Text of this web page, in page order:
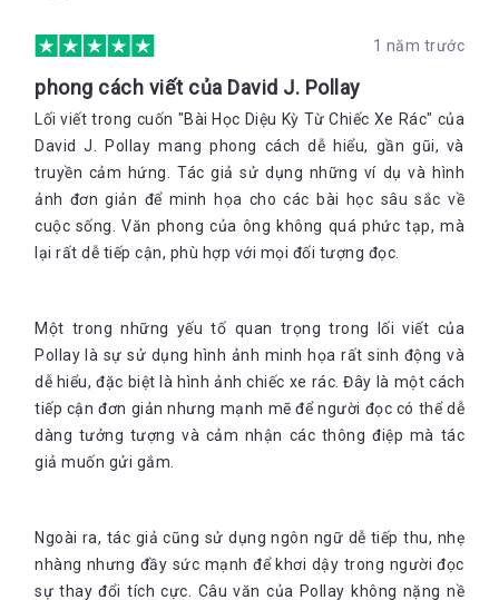
1 năm trước
phong cách viết của David J. Pollay
Lối viết trong cuốn "Bài Học Diệu Kỳ Từ Chiếc Xe Rác" của
David J. Pollay mang phong cách dễ hiểu, gần gũi, và
truyền cảm hứng. Tác giả sử dụng những ví dụ và hình
ảnh đơn giản để minh họa cho các bài học sâu sắc về
cuộc sống. Văn phong của ông không quá phức tạp, mà
lại rất dễ tiếp cận, phù hợp với mọi đối tượng đọc.
Một trong những yếu tố quan trọng trong lối viết của
Pollay là sự sử dụng hình ảnh minh họa rất sinh động và
dễ hiểu, đặc biệt là hình ảnh chiếc xe rác. Đây là một cách
tiếp cận đơn giản nhưng mạnh mẽ để người đọc có thể dễ
dàng tưởng tượng và cảm nhận các thông điệp mà tác
giả muốn gửi gắm.
Ngoài ra, tác giả cũng sử dụng ngôn ngữ dễ tiếp thu, nhẹ
nhàng nhưng đầy sức mạnh để khơi dậy trong người đọc
sự thay đổi tích cực. Câu văn của Pollay không nặng nề